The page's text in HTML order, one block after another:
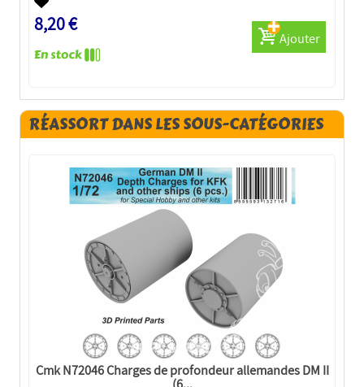
8,20 €
Ajouter
RÉASSORT DANS LES SOUS-CATÉGORIES
Cmk N72046 Charges de profondeur allemandes DM II